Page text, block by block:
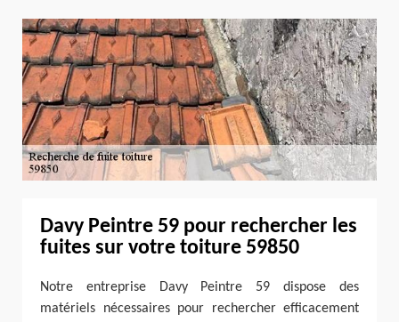
Davy Peintre 59 pour rechercher les
fuites sur votre toiture 59850
Notre entreprise Davy Peintre 59 dispose des
matériels nécessaires pour rechercher efficacement